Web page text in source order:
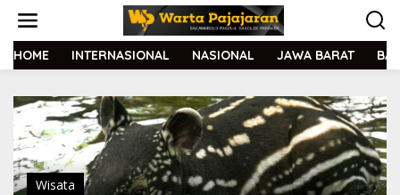
t
HOME INTERNASIONAL NASIONAL JAWA BARAT
Wisata